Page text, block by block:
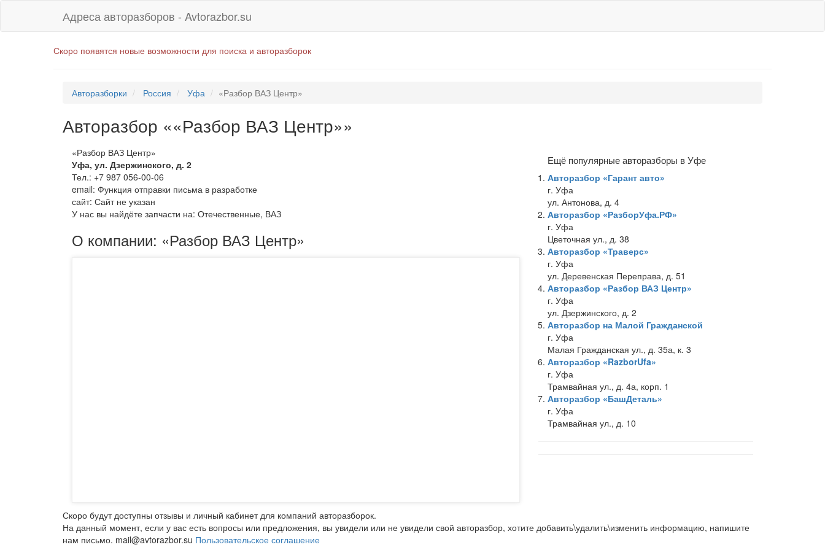
Адреса авторазборов - Avtorazbor.su
Скоро появятся новые возможности для поиска и авторазборок
Авторазборки Россия Уфа «Разбор ВАЗ Центр»
Авторазбор ««Разбор ВАЗ Центр»»
«Разбор ВАЗ Центр»
Уфа, ул. Дзержинского, д. 2
Тел.: +7 987 056-00-06
email: Функция отправки письма в разработке
сайт: Сайт не указан
У нас вы найдёте запчасти на: Отечественные, ВАЗ
О компании: «Разбор ВАЗ Центр»
Ещё популярные авторазборы в Уфе
Авторазбор «Гарант авто»
г. Уфа
ул. Антонова, д. 4
Авторазбор «РазборУфа.РФ»
г. Уфа
Цветочная ул., д. 38
Авторазбор «Траверс»
г. Уфа
ул. Деревенская Переправа, д. 51
Авторазбор «Разбор ВАЗ Центр»
г. Уфа
ул. Дзержинского, д. 2
Авторазбор на Малой Гражданской
г. Уфа
Малая Гражданская ул., д. 35а, к. 3
Авторазбор «RazborUfa»
г. Уфа
Трамвайная ул., д. 4а, корп. 1
Авторазбор «БашДеталь»
г. Уфа
Трамвайная ул., д. 10
Скоро будут доступны отзывы и личный кабинет для компаний авторазборок.
На данный момент, если у вас есть вопросы или предложения, вы увидели или не увидели свой авторазбор, хотите добавить\удалить\изменить информацию, напишите
нам письмо. mail@avtorazbor.su Пользовательское соглашение